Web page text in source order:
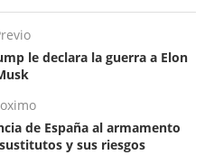
le declara la guerra a Elon
de España al armamento
y sus riesgos